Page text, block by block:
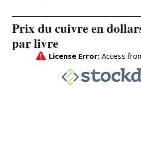
Prix du cuivre en
par livre